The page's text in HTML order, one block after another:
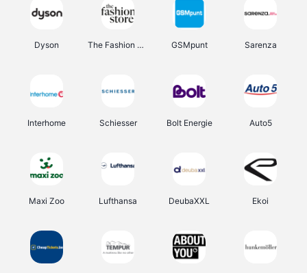
Dyson The Fashion Store GSMpunt Sarenza
Interhome Schiesser Bolt Energie Auto5
Maxi Zoo Lufthansa DeubaXXL Ekoi